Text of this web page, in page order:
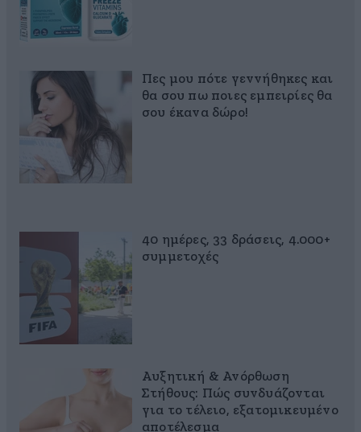
Πες μου πότε γεννήθηκες και
θα σου πω ποιες εμπειρίες θα
σου έκανα δώρο!
40 ημέρες, 33 δράσεις, 4.000+
συμμετοχές
Αυξητική & Ανόρθωση
Στήθους: Πώς συνδυάζονται
για το τέλειο, εξατομικευμένο
αποτέλεσμα